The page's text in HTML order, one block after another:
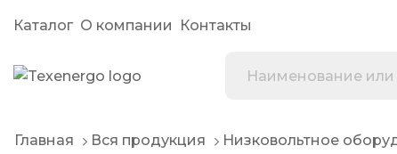
Каталог О компании Контакты
Главная Вся продукция Низковольтное